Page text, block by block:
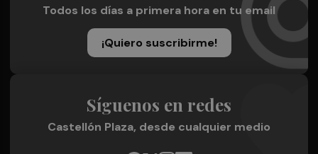
Todos los días a primera hora en tu email
¡Quiero suscribirme!
Síguenos en redes
Castellón Plaza, desde cualquier medio